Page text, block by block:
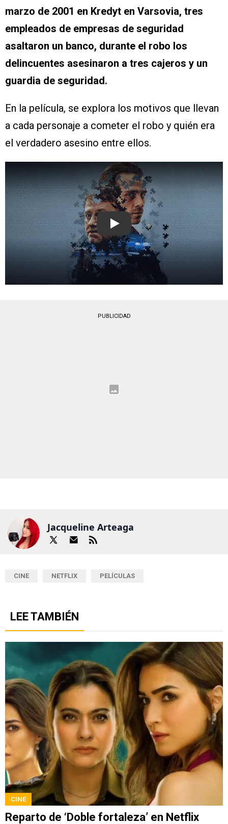
marzo de 2001 en Kredyt en Varsovia, tres
empleados de empresas de seguridad
asaltaron un banco, durante el robo los
delincuentes asesinaron a tres cajeros y un
guardia de seguridad.
En la película, se explora los motivos que llevan
a cada personaje a cometer el robo y quién era
el verdadero asesino entre ellos.
Play
PUBLICIDAD
Jacqueline Arteaga
CINE NETFLIX PELÍCULAS
LEE TAMBIÉN
CINE
Reparto de ‘Doble fortaleza’ en Netflix